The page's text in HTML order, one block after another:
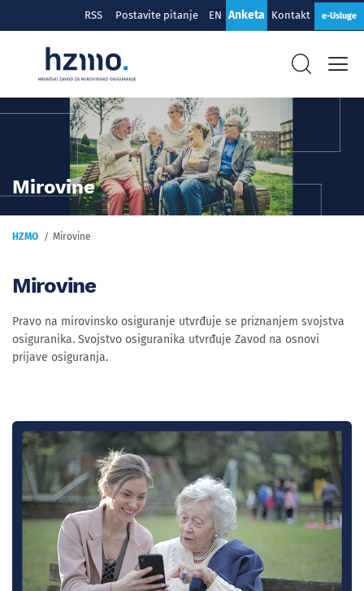
RSS Postavite pitanje EN Anketa Kontakt e-Usluge
Mirovine
HZMO Mirovine
Mirovine
Pravo na mirovinsko osiguranje utvrđuje se priznanjem svojstva
osiguranika. Svojstvo osiguranika utvrđuje Zavod na osnovi
prijave osiguranja.